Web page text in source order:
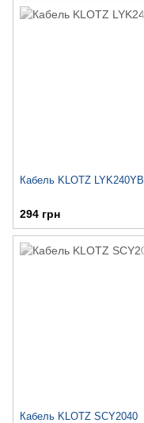
Кабель KLOTZ LYK240YB
294 грн
Кабель KLOTZ SCY2040